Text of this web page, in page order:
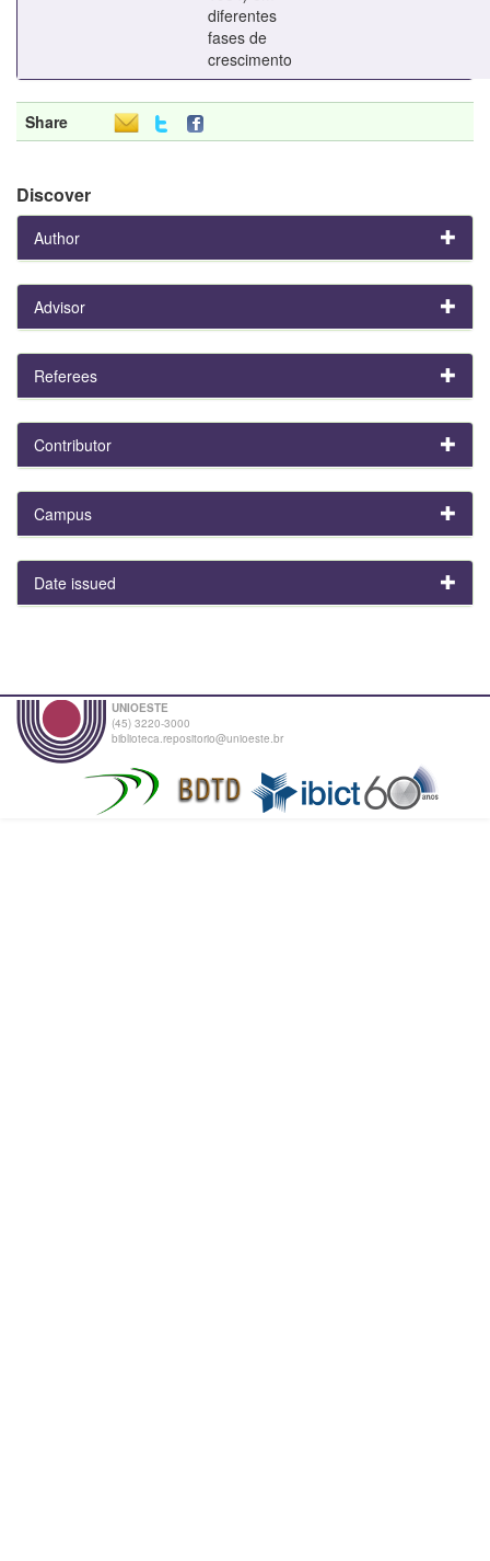
diferentes
fases de
crescimento
Share
Discover
Author
Advisor
Referees
Contributor
Campus
Date issued
UNIOESTE
(45) 3220-3000
biblioteca.repositorio@unioeste.br